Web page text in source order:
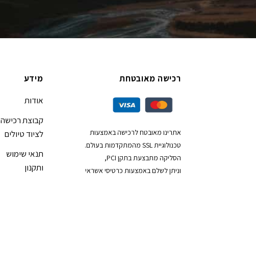
רכישה מאובטחת
אתרינו מאובטח לרכישה באמצעות
טכנולוגיית SSL מהמתקדמות בעולם.
הסליקה מתבצעת בתקן PCI,
וניתן לשלם באמצעות כרטיסי אשראי
מידע
אודות
קבוצת רכישה
לציוד טיולים
תנאי שימוש
ותקנון